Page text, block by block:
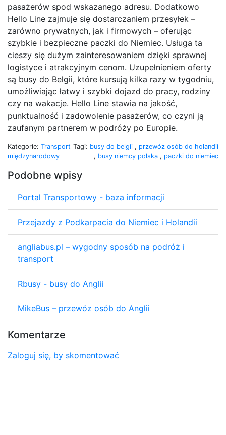
pasażerów spod wskazanego adresu. Dodatkowo
Hello Line zajmuje się dostarczaniem przesyłek –
zarówno prywatnych, jak i firmowych – oferując
szybkie i bezpieczne paczki do Niemiec. Usługa ta
cieszy się dużym zainteresowaniem dzięki sprawnej
logistyce i atrakcyjnym cenom. Uzupełnieniem oferty
są busy do Belgii, które kursują kilka razy w tygodniu,
umożliwiając łatwy i szybki dojazd do pracy, rodziny
czy na wakacje. Hello Line stawia na jakość,
punktualność i zadowolenie pasażerów, co czyni ją
zaufanym partnerem w podróży po Europie.
Kategorie: Transport
międzynarodowy
Tagi: busy do belgii , przewóz osób do holandii
, busy niemcy polska , paczki do niemiec
Podobne wpisy
Portal Transportowy - baza informacji
Przejazdy z Podkarpacia do Niemiec i Holandii
angliabus.pl – wygodny sposób na podróż i
transport
Rbusy - busy do Anglii
MikeBus – przewóz osób do Anglii
Komentarze
Zaloguj się, by skomentować